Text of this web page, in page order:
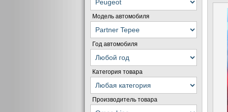
Модель автомобиля
Год автомобиля
Категория товара
Производитель товара